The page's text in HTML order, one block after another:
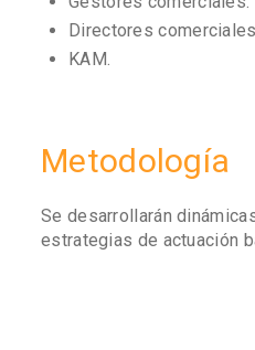
Directores comerciales.
KAM.
Metodología
Se desarrollarán
estrategias de actuación